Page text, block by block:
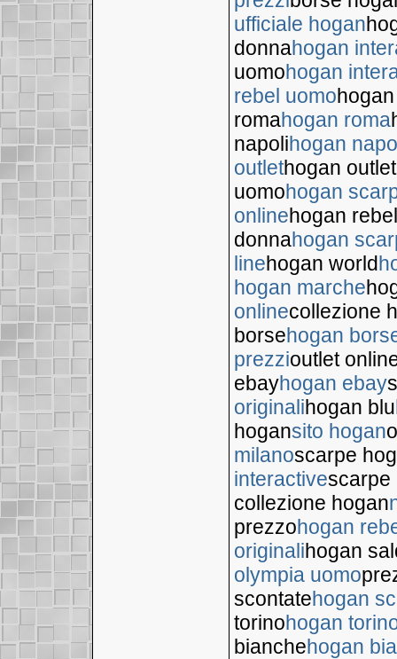
ufficiale hogan
donnahogan
uomohogan
rebel uomo
romahogan roma
napolihogan
outlethogan
uomohogan
onlinehogan
donnahogan
linehogan world
hogan marche
onlinecollezione
borsehogan
prezzioutlet
ebayhogan ebay
originalihogan blu
hogansito hogan
milanoscarpe
interactivescarpe
collezione hogan
prezzohogan
originalihogan
olympia uomo
scontatehogan
torinohogan
bianchehogan